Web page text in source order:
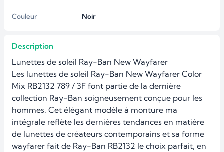
Couleur Noir
Description
Lunettes de soleil Ray-Ban New Wayfarer
Les lunettes de soleil Ray-Ban New Wayfarer Color
Mix RB2132 789 / 3F font partie de la dernière
collection Ray-Ban soigneusement conçue pour les
hommes. Cet élégant modèle à monture ma
intégrale reflète les dernières tendances en matière
de lunettes de créateurs contemporains et sa forme
wayfarer fait de Ray-Ban RB2132 le choix parfait, en